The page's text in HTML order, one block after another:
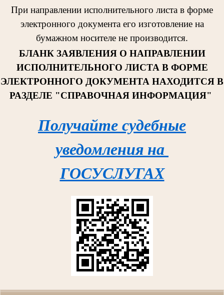
При направлении исполнительного листа в форме
электронного документа его изготовление на
бумажном носителе не производится.
БЛАНК ЗАЯВЛЕНИЯ О НАПРАВЛЕНИИ
ИСПОЛНИТЕЛЬНОГО ЛИСТА В ФОРМЕ
ЭЛЕКТРОННОГО ДОКУМЕНТА НАХОДИТСЯ В
РАЗДЕЛЕ "СПРАВОЧНАЯ ИНФОРМАЦИЯ"
Получайте судебные
уведомления на
ГОСУСЛУГАХ